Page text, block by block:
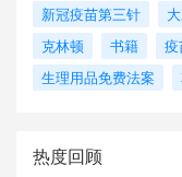
新冠疫苗第三针
克林顿
书籍 疫
生理用品免费法案
热度回顾